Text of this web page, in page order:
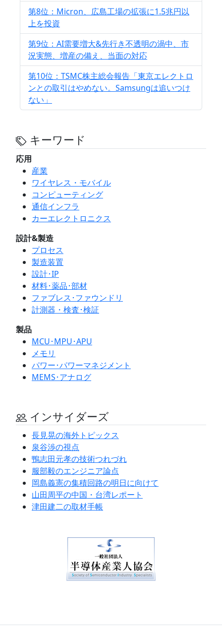
第8位：Micron、広島工場の拡張に1.5兆円以
上を投資
第9位：AI需要増大&先行き不透明の渦中、市
況実態、増産の備え、当面の対応
第10位：TSMC株主総会報告「東京エレクトロ
ンとの取引はやめない。Samsungは追いつけ
ない」
キーワード
応用
産業
ワイヤレス・モバイル
コンピューティング
通信インフラ
カーエレクトロニクス
設計&製造
プロセス
製造装置
設計･IP
材料･薬品･部材
ファブレス･ファウンドリ
計測器・検査･検証
製品
MCU･MPU･APU
メモリ
パワー･パワーマネジメント
MEMS･アナログ
インサイダーズ
長見晃の海外トピックス
泉谷渉の視点
鴨志田元孝の技術つれづれ
服部毅のエンジニア論点
岡島義憲の集積回路の明日に向けて
山田周平の中国・台湾レポート
津田建二の取材手帳